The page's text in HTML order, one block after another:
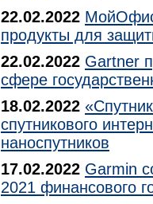
22.02.2022
продукты для
22.02.2022 Gartner
сфере
18.02.2022
спутникового
наноспутников
17.02.2022 Garmin
2021 финансового